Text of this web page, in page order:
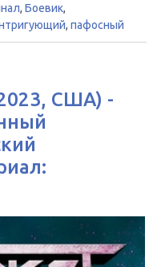
, Боевик,
, пафосный
США) -